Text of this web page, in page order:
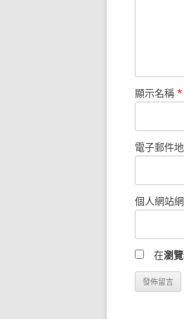
顯示名稱 *
電子郵件
個人網站
在瀏